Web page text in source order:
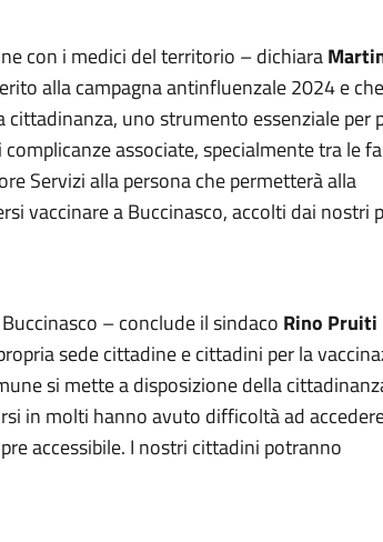
con i medici del territorio – dichiara
alla campagna antinfluenzale 2024 e che
uno strumento essenziale per
associate, specialmente tra le
Servizi alla persona che permetterà alla
vaccinare a Buccinasco, accolti dai nostri
– conclude il sindaco Rino Pruiti
sede cittadine e cittadini per la
si mette a disposizione della
in molti hanno avuto difficoltà ad
accessibile. I nostri cittadini potranno